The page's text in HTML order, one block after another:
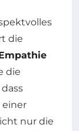
die
die
einer
nur die